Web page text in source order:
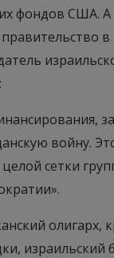
фондов США.
в
войну.
сетки
олигарх,
израильский